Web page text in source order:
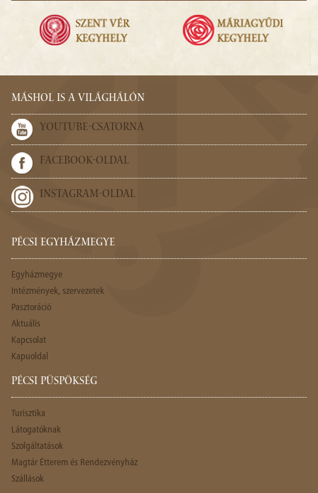
MÁSHOL IS A VILÁGHÁLÓN
YOUTUBE-CSATORNA
FACEBOOK-OLDAL
INSTAGRAM-OLDAL
PÉCSI EGYHÁZMEGYE
Egyházmegye
Intézmények, szervezetek
Pasztoráció
Aktuális
Kapcsolat
Kapuoldal
PÉCSI PÜSPÖKSÉG
Turisztika
Látogatóknak
Szolgáltatások
Magtár Étterem és Rendezvényház
Szállások